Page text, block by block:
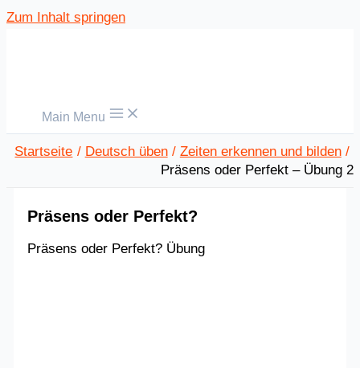
Zum Inhalt springen
Main Menu
Startseite Deutsch üben
Zeiten erkennen und bilden
Präsens oder Perfekt – Übung 2
Präsens oder Perfekt?
Präsens oder Perfekt? Übung